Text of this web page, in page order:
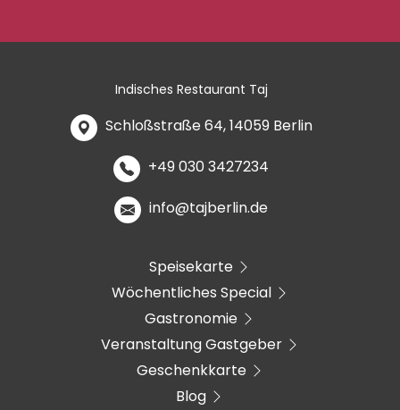
Indisches Restaurant Taj
Schloßstraße 64, 14059 Berlin
+49 030 3427234
info@tajberlin.de
Speisekarte
Wöchentliches Special
Gastronomie
Veranstaltung Gastgeber
Geschenkkarte
Blog